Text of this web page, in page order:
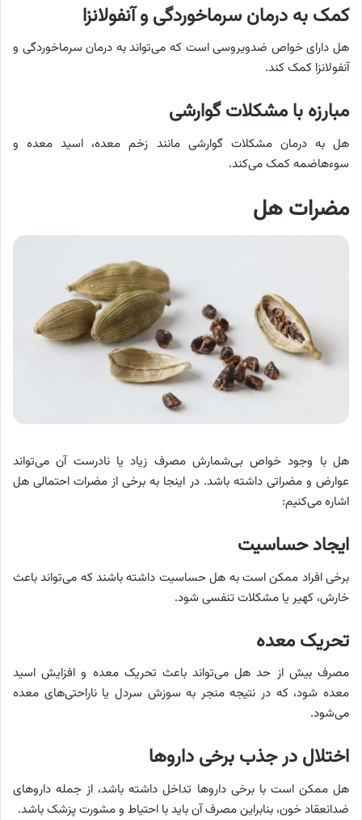
کمک به درمان سرماخوردگی و آنفولانزا
هل دارای خواص ضدویروسی است که می‌تواند به درمان سرماخوردگی و
آنفولانزا کمک کند.
مبارزه بامشکلات گوارشی
هل به درمان مشکلات گوارشی مانند زخم معده، اسید معده و
سوءهاضمه کمک می‌کند.
مضرات هل
هل با وجود خواص بی‌شمارش مصرف زیاد یا نادرست آن می‌تواند
عوارض و مضراتی داشته باشد. در اینجا به برخی از مضرات احتمالی هل
اشاره می‌کنیم:
ایجاد حساسیت
برخی افراد ممکن است به هل حساسیت داشته باشند که می‌تواند باعث
خارش، کهیر یا مشکلات تنفسی شود.
تحریک معده
مصرف بیش از حد هل می‌تواند باعث تحریک معده و افزایش اسید
معده شود، که در نتیجه منجر به سوزش سردل یا ناراحتی‌های معده
می‌شود.
اختلال در جذب برخی داروها
هل ممکن است با برخی داروها تداخل داشته باشد، از جمله داروهای
ضدانعقاد خون، بنابراین مصرف آن باید با احتیاط و مشورت پزشک باشد.